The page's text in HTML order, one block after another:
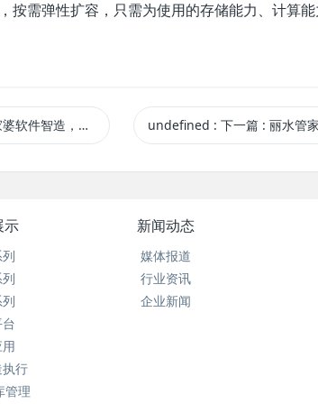
按需弹性扩容，只需为使用的存储能力、计算
始—掌上工厂V20.5.2发布！ undefined : 下一篇 : 丽水管家
示
执行
管理
新闻动态
媒体报道
行业资讯
企业新闻